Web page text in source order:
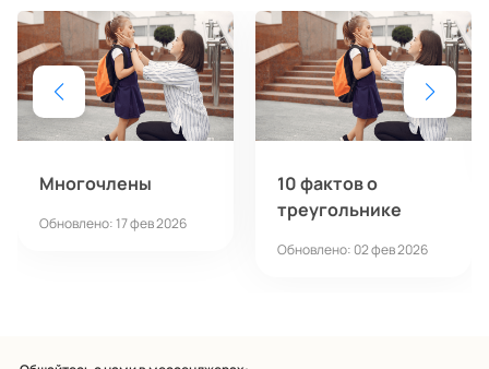
Многочлены
Обновлено: 17 фев 2026
10 фактов о
треугольнике
Обновлено: 02 фев 2026